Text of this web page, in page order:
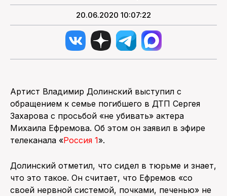
Интересное
Новости кино и ТВ
Новости России
Политика
О НАС
ПОИСК ПО САЙТУ
20.06.2020 10:07:22
Артист Владимир Долинский выступил с
обращением к семье погибшего в ДТП Сергея
Захарова с просьбой «не убивать» актера
Михаила Ефремова. Об этом он заявил в эфире
телеканала «Россия 1».
Долинский отметил, что сидел в тюрьме и знает,
что это такое. Он считает, что Ефремов «со
своей нервной системой, почками, печенью» не